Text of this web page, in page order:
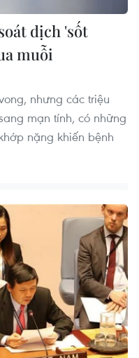
dịch 'sốt
muỗi
nhưng các triệu
mạn tính, có những
nặng khiến bệnh